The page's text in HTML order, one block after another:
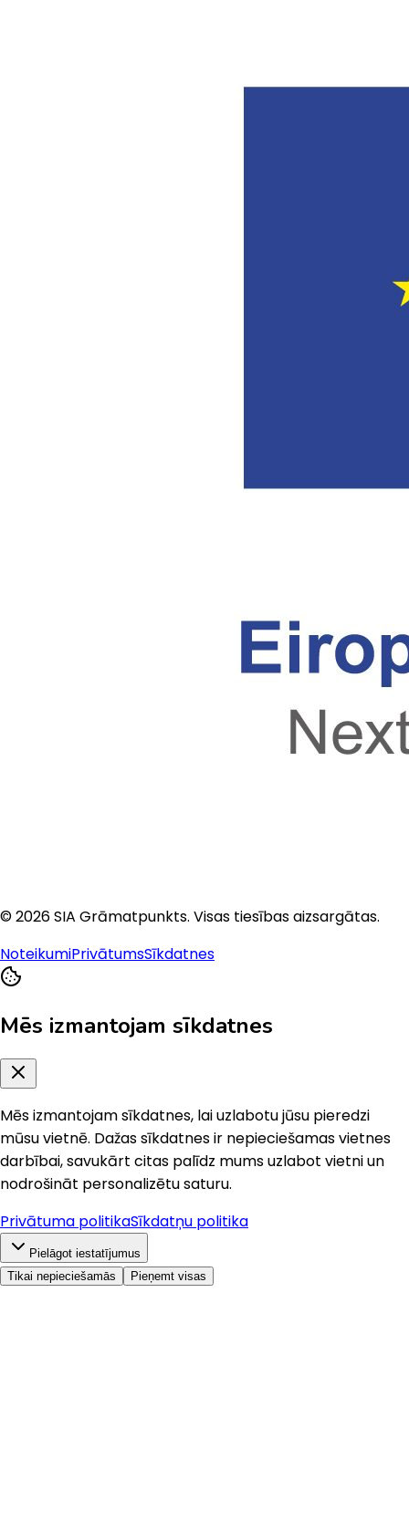
©2026SIA Grāmatpunkts. Visas tiesības aizsargātas.
NoteikumiPrivātumsSīkdatnes
Mēs izmantojam sīkdatnes
Mēs izmantojam sīkdatnes, lai uzlabotu jūsu pieredzi
mūsu vietnē. Dažas sīkdatnes ir nepieciešamas vietnes
darbībai, savukārt citas palīdz mums uzlabot vietni un
nodrošināt personalizētu saturu.
Privātuma politikaSīkdatņu politika
Pielāgot iestatījumus
Tikai nepieciešamās
Pieņemt visas